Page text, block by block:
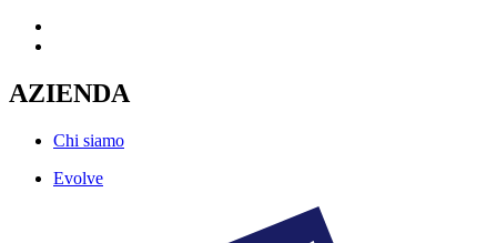
AZIENDA
Chi siamo
Evolve